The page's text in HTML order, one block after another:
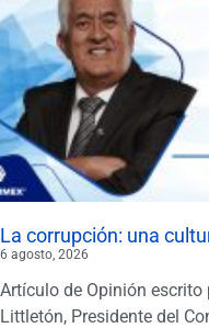
La corrupción: una
6 agosto, 2026
Artículo de Opinión escrito
Littletón, Presidente del